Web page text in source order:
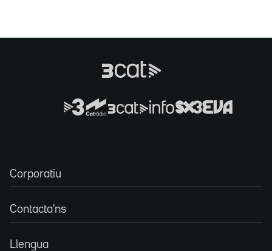
Corporatiu
Contacta'ns
Llengua